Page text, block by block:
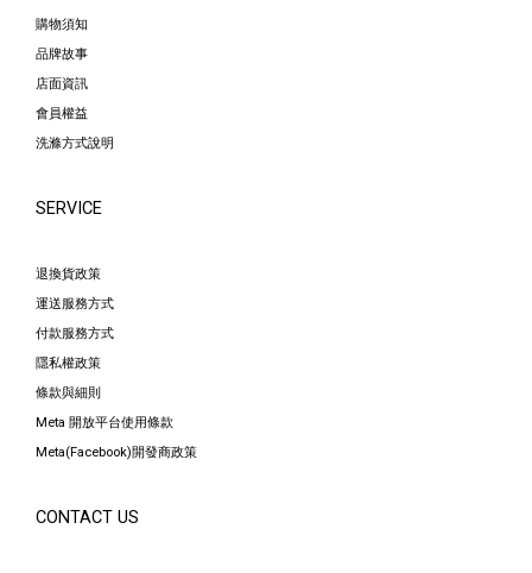
購物須知
品牌故事
店面資訊
會員權益
洗滌方式說明
SERVICE
退換貨政策
運送服務方式
付款服務方式
隱私權政策
條款與細則
Meta 開放平台使用條款
Meta(Facebook)開發商政策
CONTACT US